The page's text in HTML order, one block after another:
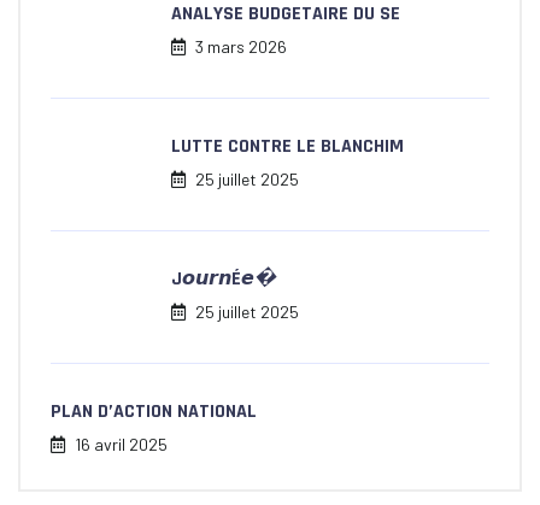
ANALYSE BUDGETAIRE DU SE
3 mars 2026
LUTTE CONTRE LE BLANCHIM
25 juillet 2025
J𝙤𝙪𝙧𝙣É𝙚�
25 juillet 2025
PLAN D’ACTION NATIONAL
16 avril 2025